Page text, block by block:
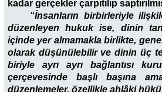
kadar gerçekler çarpıtılıp
“İnsanların birbirleriyle
düzenleyen hukuk ise, dinin
içinde yer almamakla birlikte,
olarak düşünülebilir ve dinin üç
biriyle ayrı ayrı bağlantısı
çerçevesinde başlı başına
düzenlemeler, özellikle ahlâki